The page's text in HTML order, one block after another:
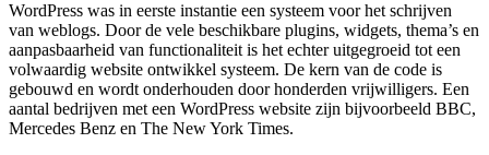
WordPress was in eerste instantie een systeem voor het schrijven
van weblogs. Door de vele beschikbare plugins, widgets, thema’s en
aanpasbaarheid van functionaliteit is het echter uitgegroeid tot een
volwaardig website ontwikkel systeem. De kern van de code is
gebouwd en wordt onderhouden door honderden vrijwilligers. Een
aantal bedrijven met een WordPress website zijn bijvoorbeeld BBC,
Mercedes Benz en The New York Times.